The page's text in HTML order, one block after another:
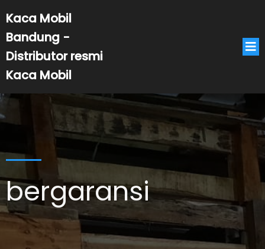
Kaca Mobil
Bandung -
Distributor resmi
Kaca Mobil
bergaransi